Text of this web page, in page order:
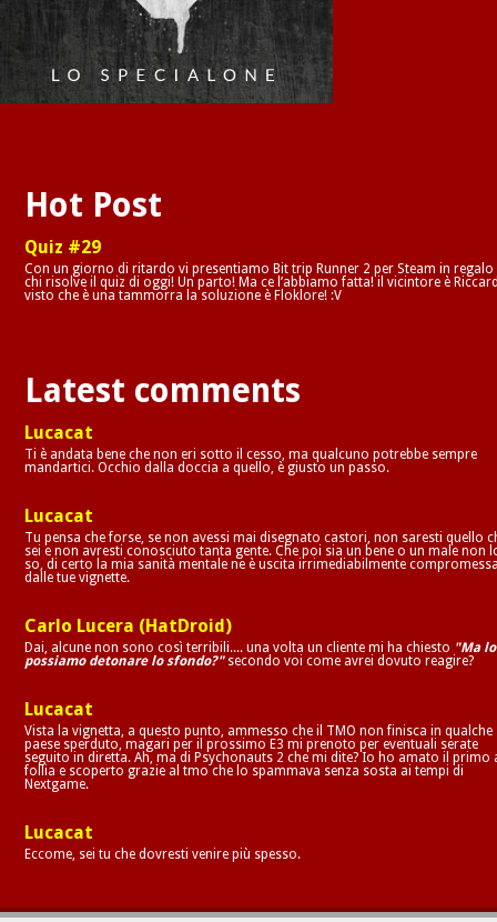
Hot Post
Quiz #29
Con un giorno di ritardo vi presentiamo Bit trip Runner 2 per Steam in regalo
chi risolve il quiz di oggi! Un parto! Ma ce l’abbiamo fatta! il vicintore è
visto che è una tammorra la soluzione è Floklore! :V
Latest comments
Lucacat
Ti è andata bene che non eri sotto il cesso, ma qualcuno potrebbe sempre
mandartici. Occhio dalla doccia a quello, è giusto un passo.
Lucacat
Tu pensa che forse, se non avessi mai disegnato castori, non saresti quello
sei e non avresti conosciuto tanta gente. Che poi sia un bene o un male non
so, di certo la mia sanità mentale ne è uscita irrimediabilmente
dalle tue vignette.
Carlo Lucera (HatDroid)
Dai, alcune non sono così terribili.... una volta un cliente mi ha chiesto "Ma lo
possiamo detonare lo sfondo?"secondo voi come avrei dovuto reagire?
Lucacat
Vista la vignetta, a questo punto, ammesso che il TMO non finisca in qualche
paese sperduto, magari per il prossimo E3 mi prenoto per eventuali serate
seguito in diretta. Ah, ma di Psychonauts 2 che mi dite? Io ho amato il primo
follia e scoperto grazie al tmo che lo spammava senza sosta ai tempi di
Nextgame.
Lucacat
Eccome, sei tu che dovresti venire più spesso.